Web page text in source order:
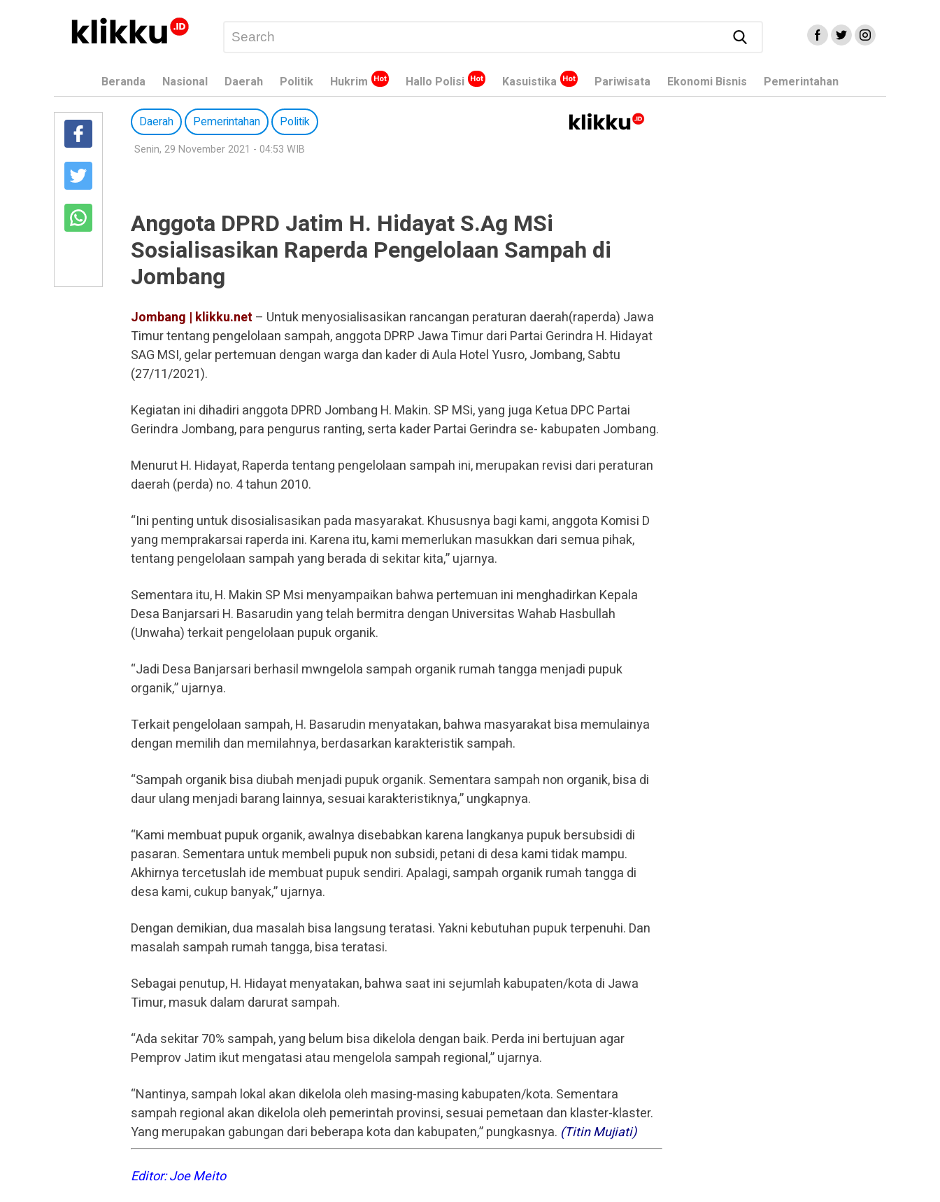
Beranda Nasional Daerah Politik Hukrim Hallo Polisi Kasuistika Pariwisata Ekonomi Bisnis Pemerintahan
Daerah Pemerintahan Politik
Senin, 29 November 2021 - 04:53 WIB
Anggota DPRD Jatim H. Hidayat S.Ag MSi
Sosialisasikan Raperda Pengelolaan Sampah di
Jombang
Jombang | klikku.net – Untuk menyosialisasikan rancangan peraturan daerah(raperda) Jawa
Timur tentang pengelolaan sampah, anggota DPRP Jawa Timur dari Partai Gerindra H. Hidayat
SAG MSI, gelar pertemuan dengan warga dan kader di Aula Hotel Yusro, Jombang, Sabtu
(27/11/2021).
Kegiatan ini dihadiri anggota DPRD Jombang H. Makin. SP MSi, yang juga Ketua DPC Partai
Gerindra Jombang, para pengurus ranting, serta kader Partai Gerindra se- kabupaten Jombang.
Menurut H. Hidayat, Raperda tentang pengelolaan sampah ini, merupakan revisi dari peraturan
daerah (perda) no. 4 tahun 2010.
“Ini penting untuk disosialisasikan pada masyarakat. Khususnya bagi kami, anggota Komisi D
yang memprakarsai raperda ini. Karena itu, kami memerlukan masukkan dari semua pihak,
tentang pengelolaan sampah yang berada di sekitar kita,” ujarnya.
Sementara itu, H. Makin SP Msi menyampaikan bahwa pertemuan ini menghadirkan Kepala
Desa Banjarsari H. Basarudin yang telah bermitra dengan Universitas Wahab Hasbullah
(Unwaha) terkait pengelolaan pupuk organik.
“Jadi Desa Banjarsari berhasil mwngelola sampah organik rumah tangga menjadi pupuk
organik,” ujarnya.
Terkait pengelolaan sampah, H. Basarudin menyatakan, bahwa masyarakat bisa memulainya
dengan memilih dan memilahnya, berdasarkan karakteristik sampah.
“Sampah organik bisa diubah menjadi pupuk organik. Sementara sampah non organik, bisa di
daur ulang menjadi barang lainnya, sesuai karakteristiknya,” ungkapnya.
“Kami membuat pupuk organik, awalnya disebabkan karena langkanya pupuk bersubsidi di
pasaran. Sementara untuk membeli pupuk non subsidi, petani di desa kami tidak mampu.
Akhirnya tercetuslah ide membuat pupuk sendiri. Apalagi, sampah organik rumah tangga di
desa kami, cukup banyak,” ujarnya.
Dengan demikian, dua masalah bisa langsung teratasi. Yakni kebutuhan pupuk terpenuhi. Dan
masalah sampah rumah tangga, bisa teratasi.
Sebagai penutup, H. Hidayat menyatakan, bahwa saat ini sejumlah kabupaten/kota di Jawa
Timur, masuk dalam darurat sampah.
“Ada sekitar 70% sampah, yang belum bisa dikelola dengan baik. Perda ini bertujuan agar
Pemprov Jatim ikut mengatasi atau mengelola sampah regional,” ujarnya.
“Nantinya, sampah lokal akan dikelola oleh masing-masing kabupaten/kota. Sementara
sampah regional akan dikelola oleh pemerintah provinsi, sesuai pemetaan dan klaster-klaster.
Yang merupakan gabungan dari beberapa kota dan kabupaten,” pungkasnya. (Titin Mujiati)
Editor: Joe Meito